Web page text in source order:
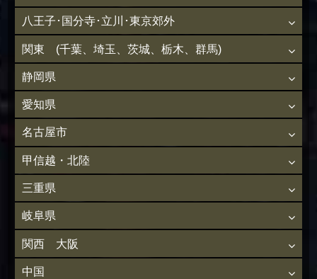
八王子･国分寺･立川･東京郊外
関東 (千葉、埼玉、茨城、栃木、群馬)
静岡県
愛知県
名古屋市
甲信越・北陸
三重県
岐阜県
関西 大阪
中国